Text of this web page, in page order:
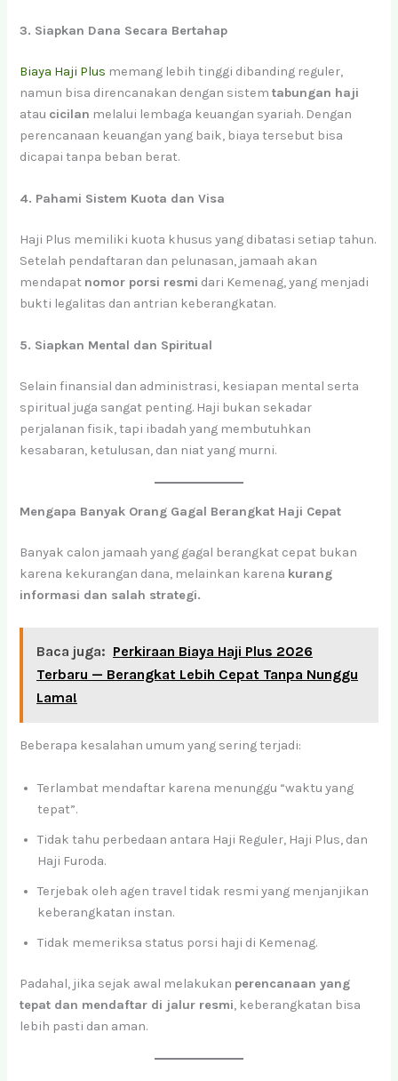
3. Siapkan Dana Secara Bertahap
Biaya Haji Plus memang lebih tinggi dibanding reguler,
namun bisa direncanakan dengan sistemtabungan haji
atau cicilan melalui lembaga keuangan syariah. Dengan
perencanaan keuangan yang baik, biaya tersebut bisa
dicapai tanpa beban berat.
4. Pahami Sistem Kuota dan Visa
Haji Plus memiliki kuota khusus yang dibatasi setiap tahun.
Setelah pendaftaran dan pelunasan, jamaah akan
mendapat nomor porsi resmi dari Kemenag, yang menjadi
bukti legalitas dan antrian keberangkatan.
5. Siapkan Mental dan Spiritual
Selain finansial dan administrasi, kesiapan mental serta
spiritual juga sangat penting. Haji bukan sekadar
perjalanan fisik, tapi ibadah yang membutuhkan
kesabaran, ketulusan, dan niat yang murni.
Mengapa Banyak Orang Gagal Berangkat Haji Cepat
Banyak calon jamaah yang gagal berangkat cepat bukan
karena kekurangan dana, melainkan karena kurang
informasi dan salah strategi.
Baca juga: Perkiraan Biaya Haji Plus 2026
Terbaru — Berangkat Lebih Cepat Tanpa Nunggu
Lama!
Beberapa kesalahan umum yang sering terjadi:
Terlambat mendaftar karena menunggu “waktu yang
tepat”.
Tidak tahu perbedaan antara Haji Reguler, Haji Plus, dan
Haji Furoda.
Terjebak oleh agen travel tidak resmi yang menjanjikan
keberangkatan instan.
Tidak memeriksa status porsi haji di Kemenag.
Padahal, jika sejak awal melakukan perencanaan yang
tepat dan mendaftar di jalur resmi, keberangkatan bisa
lebih pasti dan aman.